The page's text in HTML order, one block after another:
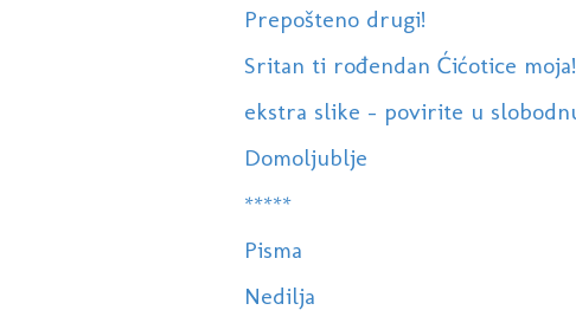
Prepošteno drugi!
Sritan ti rođendan Ćićotice moja!
ekstra slike - povirite u
Domoljublje
*****
Pisma
Nedilja